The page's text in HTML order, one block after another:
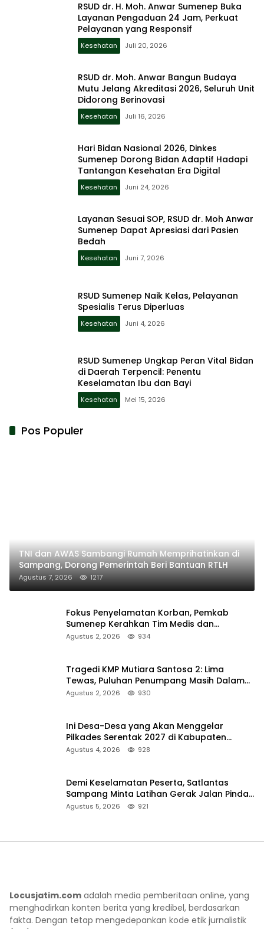
RSUD dr. H. Moh. Anwar Sumenep Buka
Layanan Pengaduan 24 Jam, Perkuat
Pelayanan yang Responsif
Kesehatan Juli 20, 2026
RSUD dr. Moh. Anwar Bangun Budaya
Mutu Jelang Akreditasi 2026, Seluruh Unit
Didorong Berinovasi
Kesehatan Juli 16, 2026
Hari Bidan Nasional 2026, Dinkes
Sumenep Dorong Bidan Adaptif Hadapi
Tantangan Kesehatan Era Digital
Kesehatan Juni 24, 2026
Layanan Sesuai SOP, RSUD dr. Moh Anwar
Sumenep Dapat Apresiasi dari Pasien
Bedah
Kesehatan Juni 7, 2026
RSUD Sumenep Naik Kelas, Pelayanan
Spesialis Terus Diperluas
Kesehatan Juni 4, 2026
RSUD Sumenep Ungkap Peran Vital Bidan
di Daerah Terpencil: Penentu
Keselamatan Ibu dan Bayi
Kesehatan Mei 15, 2026
Pos Populer
TNI dan AWAS Sambangi Rumah Memprihatinkan di
Sampang, Dorong Pemerintah Beri Bantuan RTLH
Agustus 7, 2026 1217
Fokus Penyelamatan Korban, Pemkab
Sumenep Kerahkan Tim Medis dan
Ambulans ke Pelabuhan Kalianget
Agustus 2, 2026 934
Tragedi KMP Mutiara Santosa 2: Lima
Tewas, Puluhan Penumpang Masih Dalam
Pencarian
Agustus 2, 2026 930
Ini Desa-Desa yang Akan Menggelar
Pilkades Serentak 2027 di Kabupaten
Sumenep
Agustus 4, 2026 928
Demi Keselamatan Peserta, Satlantas
Sampang Minta Latihan Gerak Jalan Pindah
ke Lokasi Aman
Agustus 5, 2026 921
Locusjatim.com adalah media pemberitaan online, yang
menghadirkan konten berita yang kredibel, berdasarkan
fakta. Dengan tetap mengedepankan kode etik jurnalistik